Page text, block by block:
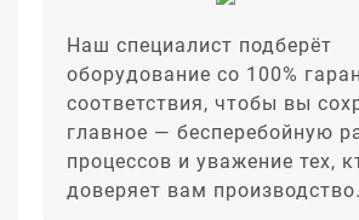
Наш специалист подберёт
оборудование со 100%
соответствия, чтобы вы
главное — бесперебойную
процессов и уважение тех,
доверяет вам производство.